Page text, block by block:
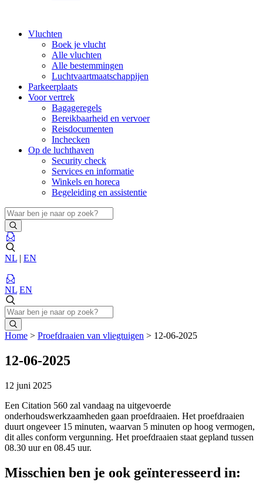
Vluchten
Boek je vlucht
Alle vluchten
Alle bestemmingen
Luchtvaartmaatschappijen
Parkeerplaats
Voor vertrek
Bagageregels
Bereikbaarheid en vervoer
Reisdocumenten
Inchecken
Op de luchthaven
Security check
Services en informatie
Winkels en horeca
Begeleiding en assistentie
NL | EN
NL EN
Home > Proefdraaien van vliegtuigen > 12-06-2025
12-06-2025
12 juni 2025
Een Citation 560 zal vandaag na uitgevoerde
onderhoudswerkzaamheden gaan proefdraaien. Het proefdraaien
duurt ongeveer 15 minuten, waarvan 5 minuten op hoog vermogen,
dit alles conform vergunning. Het proefdraaien staat gepland tussen
08.30 uur en 08.45 uur.
Misschien ben je ook geïnteresseerd in: